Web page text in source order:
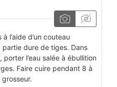
l’aide d’un couteau
dure de tiges. Dans
l’eau salée à ébullition
Faire cuire pendant 8 à